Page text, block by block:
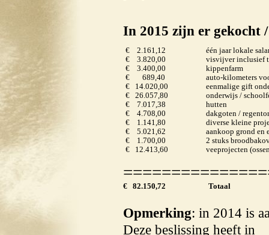
In 2015 zijn er gekocht
€ 2.161,12
€ 3.820,00
€ 3.400,00
€ 689,40
€ 14.020,00
€ 26.057,80
€ 7.017,38
€ 4.708,00
€ 1.141,80
€ 5.021,62
€ 1.700,00
€ 12.413,60
één jaar lokale
visvijver inclusief
kippenfarm
auto-kilometers
eenmalige gift
onderwijs /
hutten
dakgoten /
diverse kleine
aankoop grond en
2 stuks
veeprojecten
€ 82.150,72 Totaal
Opmerking: in 2014 is
Deze beslissing heeft in